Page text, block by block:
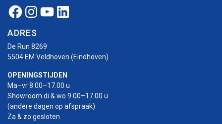
Facebook Euro-rotor
Instagram Euro-rotor
Youtube Euro-rotor
Linkedin Euro-rotor
ADRES
De Run 8269
5504 EM Veldhoven (Eindhoven)
OPENINGSTIJDEN
Ma–vr 8.00–17.00 u
Showroom di & wo 9.00–17.00 u
(andere dagen op afspraak)
Za & zo gesloten